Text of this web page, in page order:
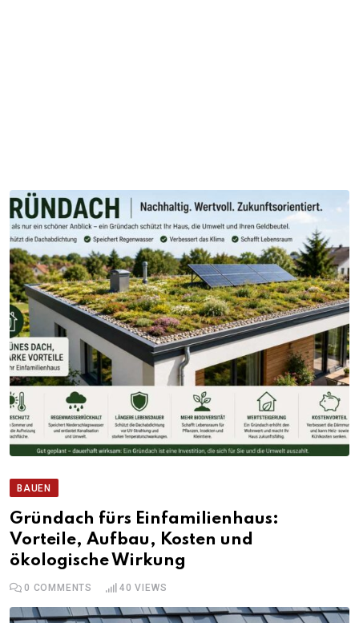
BAUEN
Gründach fürs Einfamilienhaus:
Vorteile, Aufbau, Kosten und
ökologische Wirkung
0 COMMENTS 40 VIEWS